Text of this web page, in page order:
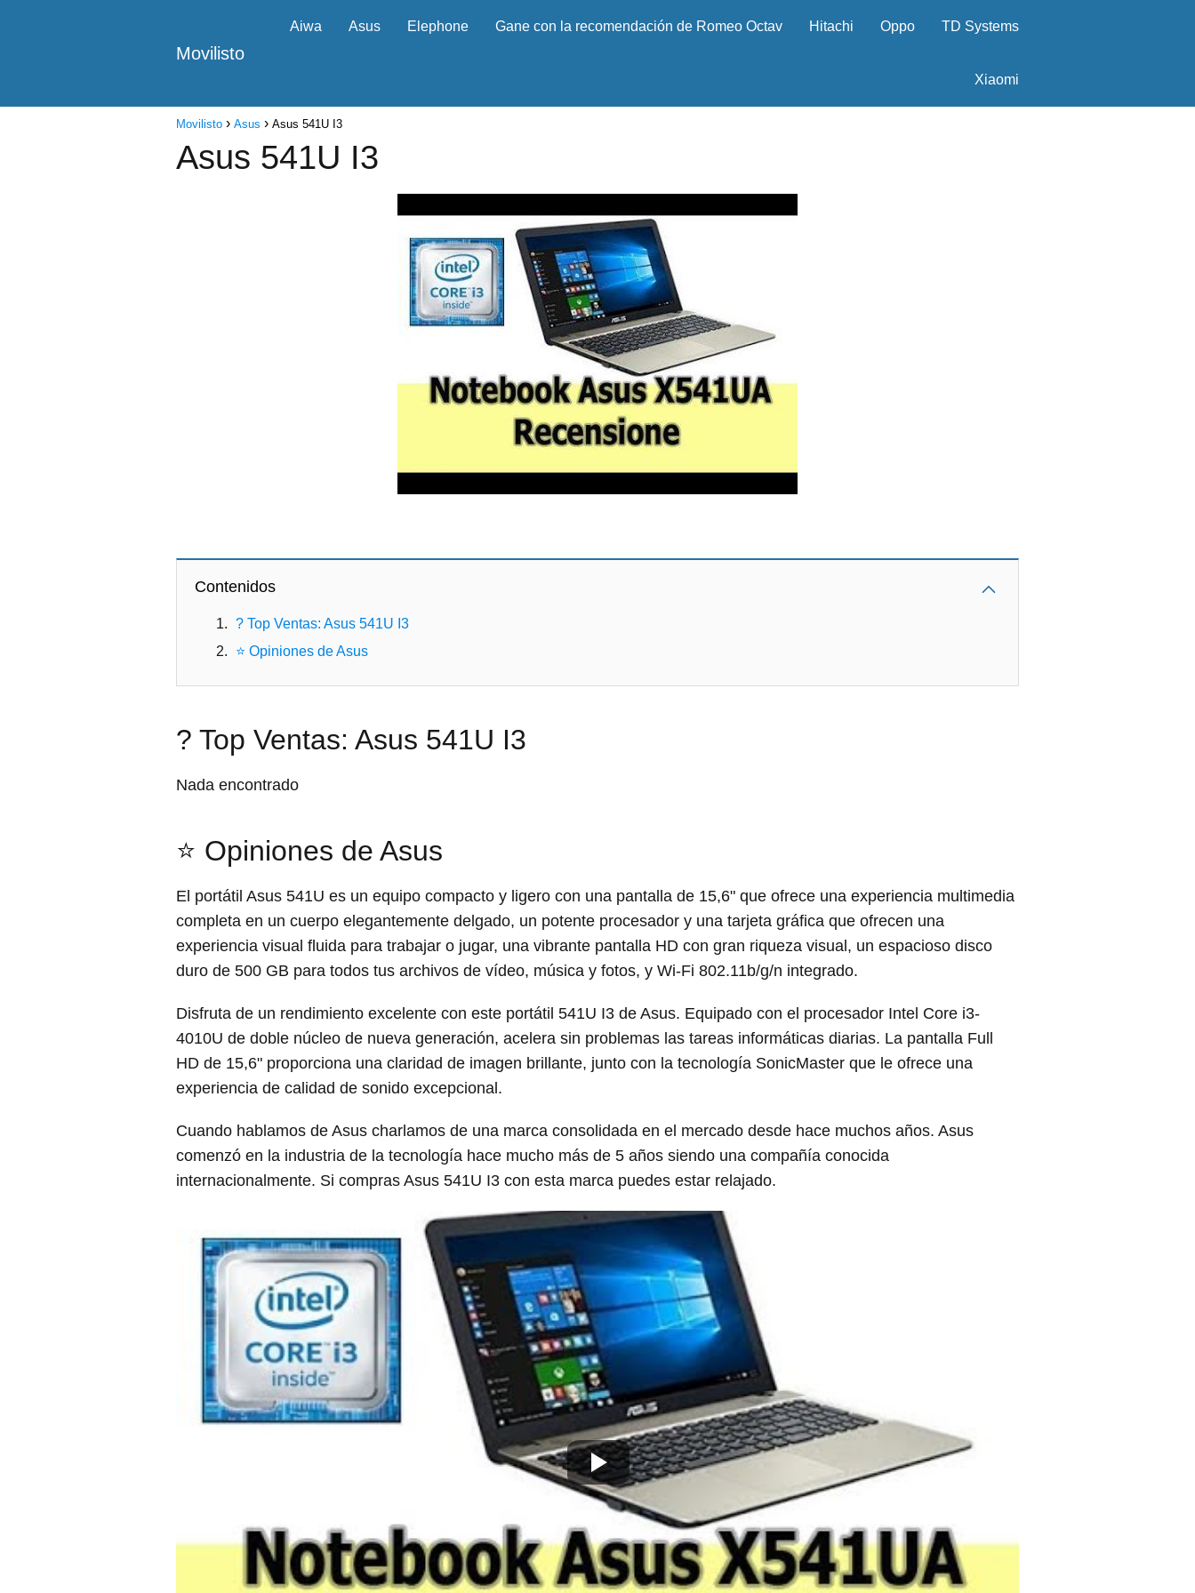
Movilisto
Aiwa Asus Elephone Gane con la recomendación de Romeo Octav Hitachi Oppo TD Systems
Xiaomi
Movilisto Asus Asus 541U I3
Asus 541U I3
Contenidos
? Top Ventas: Asus 541U I3
⭐ Opiniones de Asus
? Top Ventas: Asus 541U I3
Nada encontrado
⭐ Opiniones de Asus
El portátil Asus 541U es un equipo compacto y ligero con una pantalla de 15,6" que ofrece una experiencia multimedia
completa en un cuerpo elegantemente delgado, un potente procesador y una tarjeta gráfica que ofrecen una
experiencia visual fluida para trabajar o jugar, una vibrante pantalla HD con gran riqueza visual, un espacioso disco
duro de 500 GB para todos tus archivos de vídeo, música y fotos, y Wi-Fi 802.11b/g/n integrado.
Disfruta de un rendimiento excelente con este portátil 541U I3 de Asus. Equipado con el procesador Intel Core i3-
4010U de doble núcleo de nueva generación, acelera sin problemas las tareas informáticas diarias. La pantalla Full
HD de 15,6" proporciona una claridad de imagen brillante, junto con la tecnología SonicMaster que le ofrece una
experiencia de calidad de sonido excepcional.
Cuando hablamos de Asus charlamos de una marca consolidada en el mercado desde hace muchos años. Asus
comenzó en la industria de la tecnología hace mucho más de 5 años siendo una compañía conocida
internacionalmente. Si compras Asus 541U I3 con esta marca puedes estar relajado.